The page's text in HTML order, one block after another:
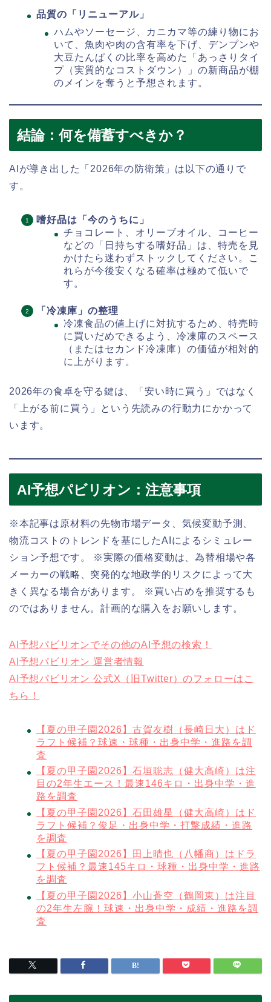
品質の「リニューアル」
ハムやソーセージ、カニカマ等の練り物にお
いて、魚肉や肉の含有率を下げ、デンプンや
大豆たんぱくの比率を高めた「あっさりタイ
プ（実質的なコストダウン）」の新商品が棚
のメインを奪うと予想されます。
結論：何を備蓄すべきか？
AIが導き出した「2026年の防衛策」は以下の通りで
す。
嗜好品は「今のうちに」
チョコレート、オリーブオイル、コーヒー
などの「日持ちする嗜好品」は、特売を見
かけたら迷わずストックしてください。こ
れらが今後安くなる確率は極めて低いで
す。
「冷凍庫」の整理
冷凍食品の値上げに対抗するため、特売時
に買いだめできるよう、冷凍庫のスペース
（またはセカンド冷凍庫）の価値が相対的
に上がります。
2026年の食卓を守る鍵は、「安い時に買う」ではなく
「上がる前に買う」という先読みの行動力にかかって
います。
AI予想パビリオン：注意事項
※本記事は原材料の先物市場データ、気候変動予測、
物流コストのトレンドを基にしたAIによるシミュレー
ション予想です。 ※実際の価格変動は、為替相場や各
メーカーの戦略、突発的な地政学的リスクによって大
きく異なる場合があります。 ※買い占めを推奨するも
のではありません。計画的な購入をお願いします。
AI予想パビリオンでその他のAI予想の検索！
AI予想パビリオン 運営者情報
AI予想パビリオン 公式X（旧Twitter）のフォローはこ
ちら！
【夏の甲子園2026】古賀友樹（長崎日大）はド
ラフト候補？球速・球種・出身中学・進路を調
査
【夏の甲子園2026】石垣聡志（健大高崎）は注
目の2年生エース！最速146キロ・出身中学・進
路を調査
【夏の甲子園2026】石田雄星（健大高崎）はド
ラフト候補？俊足・出身中学・打撃成績・進路
を調査
【夏の甲子園2026】田上晴也（八幡商）はドラ
フト候補？最速145キロ・球種・出身中学・進路
を調査
【夏の甲子園2026】小山蒼空（鶴岡東）は注目
の2年生左腕！球速・出身中学・成績・進路を調
査